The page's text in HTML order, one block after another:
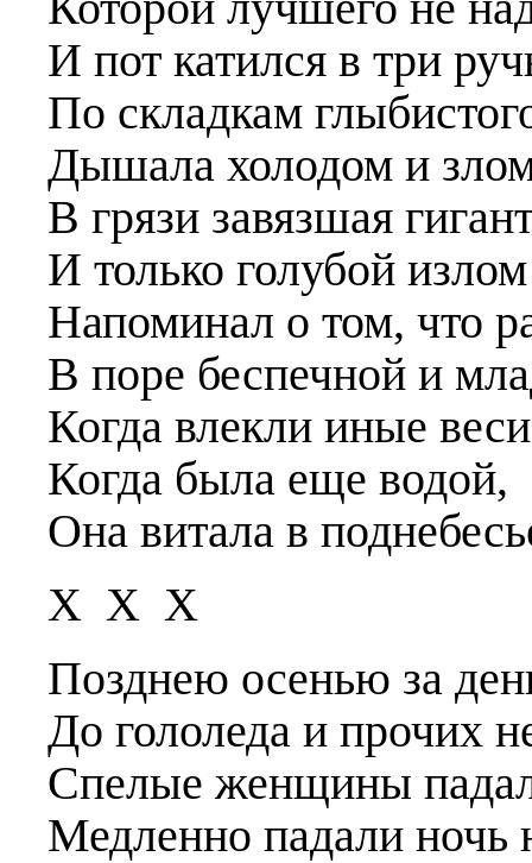
И пот катился в три
По складкам
Дышала холодом и
В грязи завязшая
И только голубой излом
Напоминал о том, что
В поре беспечной и
Когда влекли иные
Когда была еще водой,
Она витала в
Х Х Х
Позднею осенью за
До гололеда и прочих
Спелые женщины
Медленно падали ночь